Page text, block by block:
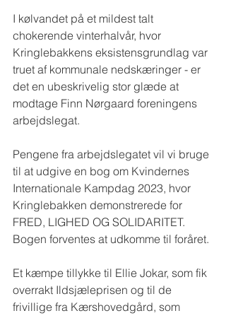
I kølvandet på et mildest talt
chokerende vinterhalvår, hvor
Kringlebakkens eksistensgrundlag var
truet af kommunale nedskæringer - er
det en ubeskrivelig stor glæde at
modtage Finn Nørgaard foreningens
arbejdslegat.
Pengene fra arbejdslegatet vil vi bruge
til at udgive en bog om Kvindernes
Internationale Kampdag 2023, hvor
Kringlebakken demonstrerede for
FRED, LIGHED OG SOLIDARITET.
Bogen forventes at udkomme til foråret.
Et kæmpe tillykke til Ellie Jokar, som fik
overrakt Ildsjæleprisen og til de
frivillige fra Kærshovedgård, som